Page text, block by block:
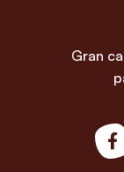
Gran